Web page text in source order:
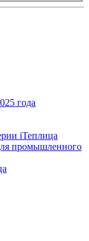
года
iТеплица
промышленного